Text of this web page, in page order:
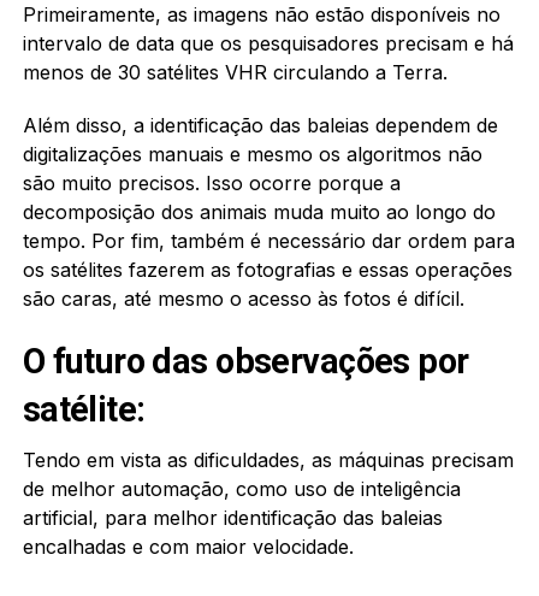
Primeiramente, as imagens não estão disponíveis no
intervalo de data que os pesquisadores precisam e há
menos de 30 satélites VHR circulando a Terra.
Além disso, a identificação das baleias dependem de
digitalizações manuais e mesmo os algoritmos não
são muito precisos. Isso ocorre porque a
decomposição dos animais muda muito ao longo do
tempo. Por fim, também é necessário dar ordem para
os satélites fazerem as fotografias e essas operações
são caras, até mesmo o acesso às fotos é difícil.
O futuro das observações por
satélite:
Tendo em vista as dificuldades, as máquinas precisam
de melhor automação, como uso de inteligência
artificial, para melhor identificação das baleias
encalhadas e com maior velocidade.